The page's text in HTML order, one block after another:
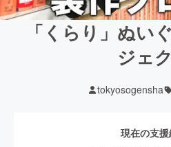
「くらり」ぬい
ジェ
tokyosogensha
現在の支